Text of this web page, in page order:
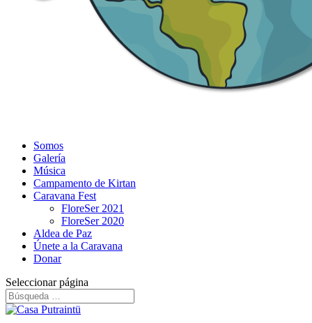
Somos
Galería
Música
Campamento de Kirtan
Caravana Fest
FloreSer 2021
FloreSer 2020
Aldea de Paz
Únete a la Caravana
Donar
Seleccionar página